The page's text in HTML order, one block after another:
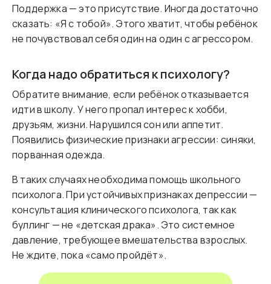
Поддержка — это присутствие. Иногда достаточно
сказать: «Я с тобой». Этого хватит, чтобы ребёнок
не почувствовал себя один на один с агрессором.
Когда надо обратиться к психологу?
Обратите внимание, если ребёнок отказывается
идти в школу. У него пропал интерес к хобби,
друзьям, жизни. Нарушился сон или аппетит.
Появились физические признаки агрессии: синяки,
порванная одежда.
В таких случаях необходима помощь школьного
психолога. При устойчивых признаках депрессии —
консультация клинического психолога, так как
буллинг — не «детская драка». Это системное
давление, требующее вмешательства взрослых.
Не ждите, пока «само пройдёт».